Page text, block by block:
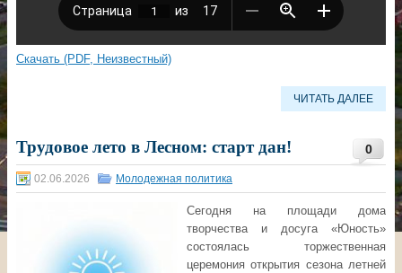
Скачать (PDF, Неизвестный)
ЧИТАТЬ ДАЛЕЕ
0
Трудовое лето в Лесном: старт дан!
02.06.2026 Молодежная политика
Сегодня на площади дома
творчества и досуга «Юность»
состоялась торжественная
церемония открытия сезона летней